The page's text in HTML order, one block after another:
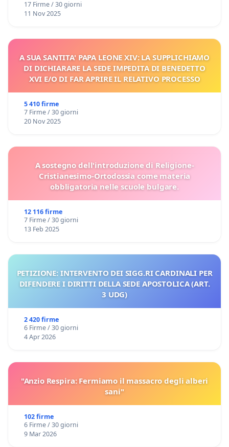
17 Firme / 30 giorni
11 Nov 2025
A SUA SANTITA' PAPA LEONE XIV: LA SUPPLICHIAMO
DI DICHIARARE LA SEDE IMPEDITA DI BENEDETTO
XVI E/O DI FAR APRIRE IL RELATIVO PROCESSO
5 410 firme
7 Firme / 30 giorni
20 Nov 2025
A sostegno dell'introduzione di Religione-
Cristianesimo-Ortodossia come materia
obbligatoria nelle scuole bulgare.
12 116 firme
7 Firme / 30 giorni
13 Feb 2025
PETIZIONE: INTERVENTO DEI SIGG.RI CARDINALI PER
DIFENDERE I DIRITTI DELLA SEDE APOSTOLICA (ART.
3 UDG)
2 420 firme
6 Firme / 30 giorni
4 Apr 2026
"Anzio Respira: Fermiamo il massacro degli alberi
sani"
102 firme
6 Firme / 30 giorni
9 Mar 2026